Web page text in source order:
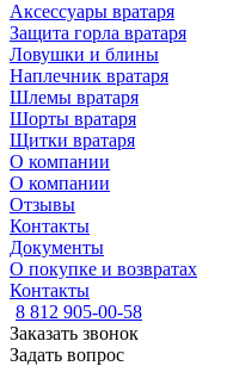
Аксессуары вратаря
Защита горла вратаря
Ловушки и блины
Наплечник вратаря
Шлемы вратаря
Шорты вратаря
Щитки вратаря
О компании
О компании
Отзывы
Контакты
Документы
О покупке и возвратах
Контакты
8 812 905-00-58
Заказать звонок
Задать вопрос